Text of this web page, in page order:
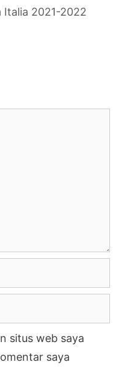
Italia 2021-2022
situs web saya
saya